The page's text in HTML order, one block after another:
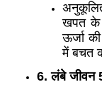
खपत के
ऊर्जा
में बचत
6. लंबे जीवन